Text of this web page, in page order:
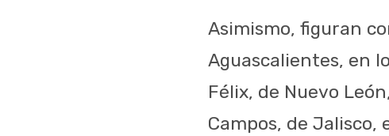
Asimismo, figuran
Aguascalientes, en
Félix, de Nuevo
Campos, de Jalisco,